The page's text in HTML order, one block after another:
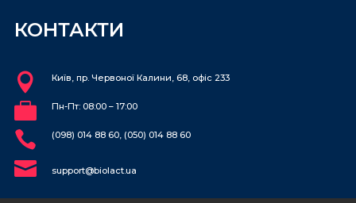
КОНТАКТИ
 Київ, пр. Червоної Калини, 68, офіс 233
 Пн-Пт: 08:00 – 17:00
 (098) 014 88 60, (050) 014 88 60
 support@biolact.ua